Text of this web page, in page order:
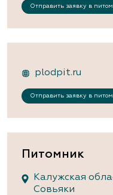
Отправить заявку в
plodpit.ru
Отправить заявку в
Питомник
Калужская
Совьяки